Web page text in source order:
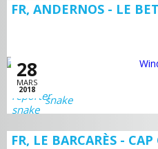
FR, ANDERNOS - LE
28
MARS
2018
snake
FR, LE BARCARÈS -